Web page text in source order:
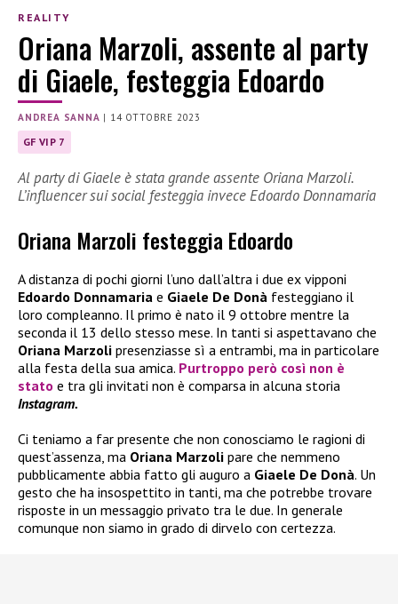
REALITY
Oriana Marzoli, assente al party
di Giaele, festeggia Edoardo
ANDREA SANNA | 14 OTTOBRE 2023
GF VIP 7
Al party di Giaele è stata grande assente Oriana Marzoli.
L’influencer sui social festeggia invece Edoardo Donnamaria
Oriana Marzoli festeggia Edoardo
A distanza di pochi giorni l’uno dall’altra i due ex vipponi
Edoardo Donnamaria e Giaele De Donà festeggiano il
loro compleanno. Il primo è nato il 9 ottobre mentre la
seconda il 13 dello stesso mese. In tanti si aspettavano che
Oriana Marzoli presenziasse sì a entrambi, ma in particolare
alla festa della sua amica. Purtroppo però così non è
stato e tra gli invitati non è comparsa in alcuna storia
Instagram.
Ci teniamo a far presente che non conosciamo le ragioni di
quest’assenza, ma Oriana Marzoli pare che nemmeno
pubblicamente abbia fatto gli auguro a Giaele De Donà. Un
gesto che ha insospettito in tanti, ma che potrebbe trovare
risposte in un messaggio privato tra le due. In generale
comunque non siamo in grado di dirvelo con certezza.